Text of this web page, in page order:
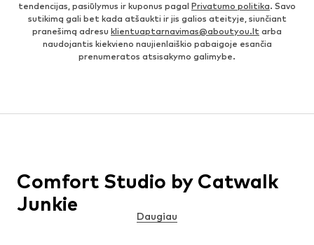
tendencijas, pasiūlymus ir kuponus pagal Privatumo politika. Savo
sutikimą gali bet kada atšaukti ir jis galios ateityje, siunčiant
pranešimą adresu klientuaptarnavimas@aboutyou.lt arba
naudojantis kiekvieno naujienlaiškio pabaigoje esančia
prenumeratos atsisakymo galimybe.
Comfort Studio by Catwalk
Junkie
Daugiau